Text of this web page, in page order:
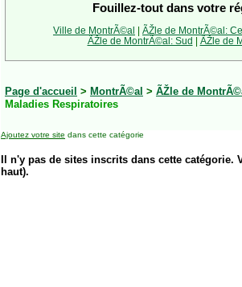
Fouillez-tout dans votre
Ville de MontrÃ©al | ÃŽle de MontrÃ©al:
ÃŽle de MontrÃ©al: Sud | ÃŽle de
Page d'accueil > MontrÃ©al > ÃŽle de
Maladies Respiratoires
Ajoutez votre site dans cette catégorie
Il n'y pas de sites inscrits dans cette
haut).